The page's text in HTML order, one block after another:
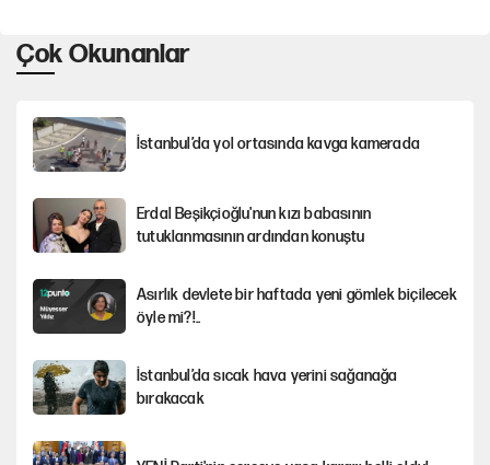
Çok Okunanlar
İstanbul’da yol ortasında kavga kamerada
Erdal Beşikçioğlu'nun kızı babasının
tutuklanmasının ardından konuştu
Asırlık devlete bir haftada yeni gömlek biçilecek
öyle mi?!..
İstanbul’da sıcak hava yerini sağanağa
bırakacak